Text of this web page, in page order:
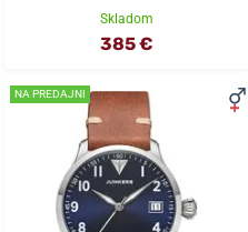
Skladom
385 €
NA PREDAJNI